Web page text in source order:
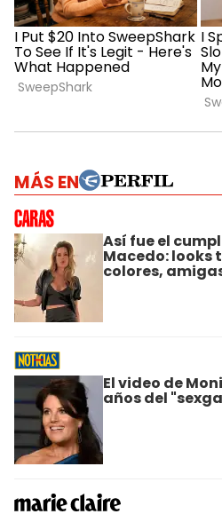
MÁS EN
Así fue el
Macedo: looks
colores,
El video de
años del